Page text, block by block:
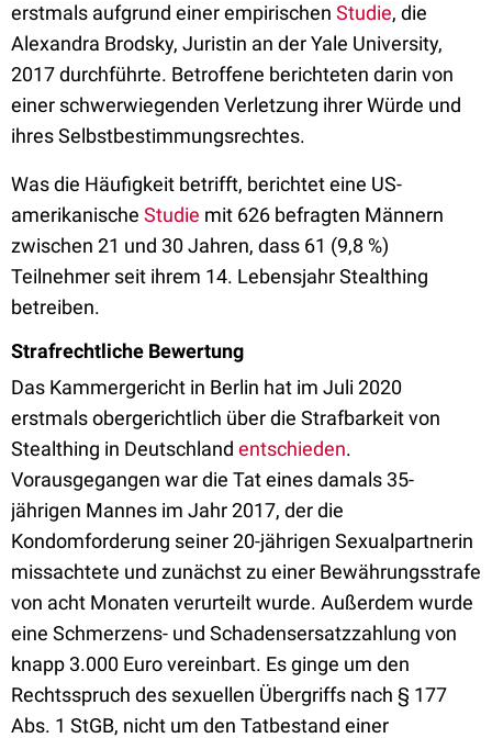
erstmals aufgrund einer empirischen Studie, die
Alexandra Brodsky, Juristin an der Yale University,
2017 durchführte. Betroffene berichteten darin von
einer schwerwiegenden Verletzung ihrer Würde und
ihres Selbstbestimmungsrechtes.
Was die Häufigkeit betrifft, berichtet eine US-
amerikanische Studie mit 626 befragten Männern
zwischen 21 und 30 Jahren, dass 61 (9,8 %)
Teilnehmer seit ihrem 14. Lebensjahr Stealthing
betreiben.
Strafrechtliche Bewertung
Das Kammergericht in Berlin hat im Juli 2020
erstmals obergerichtlich über die Strafbarkeit von
Stealthing in Deutschland entschieden.
Vorausgegangen war die Tat eines damals 35-
jährigen Mannes im Jahr 2017, der die
Kondomforderung seiner 20-jährigen Sexualpartnerin
missachtete und zunächst zu einer Bewährungsstrafe
von acht Monaten verurteilt wurde. Außerdem wurde
eine Schmerzens- und Schadensersatzzahlung von
knapp 3.000 Euro vereinbart. Es ginge um den
Rechtsspruch des sexuellen Übergriffs nach § 177
Abs. 1 StGB, nicht um den Tatbestand einer